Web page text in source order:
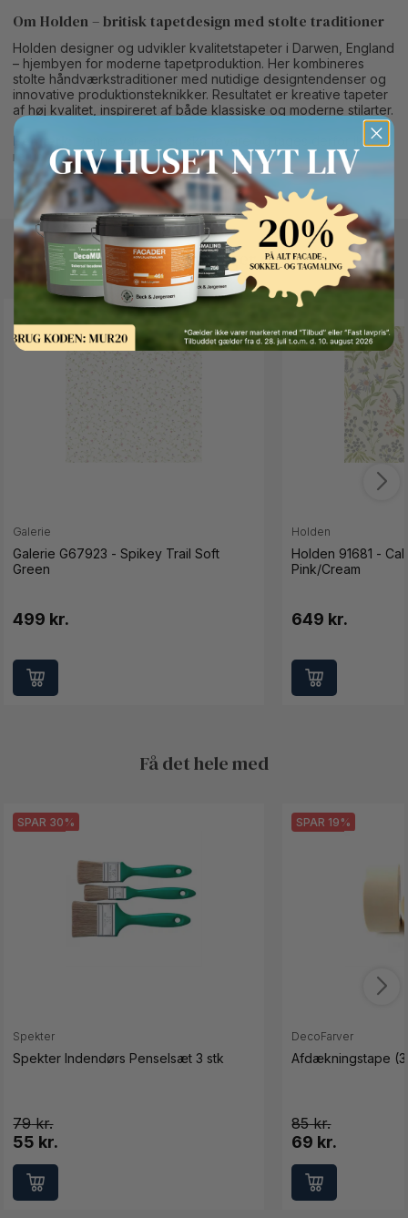
Om Holden – britisk tapetdesign med stolte traditioner
Holden designer og udvikler kvalitetstapeter i Darwen, England
– hjembyen for moderne tapetproduktion. Her kombineres
stolte håndværkstraditioner med nutidige designtendenser og
innovative produktionsteknikker. Resultatet er kreative tapeter
af høj kvalitet, inspireret af både klassiske og moderne stilarter.
Bemærk:
Denne vare er en skaffevare og tages derfor ikke
Andre kunder kigger også på
Galerie
Galerie G67923 - Spikey Trail Soft
Green
499 kr.
Holden
Holden 91681 -
Pink/Cream
649 kr.
Få det hele med
SPAR 30%
Spekter
Spekter Indendørs Penselsæt 3 stk
79
55 kr.
SPAR 19%
DecoFarver
Afdækningstape
85
69 kr.
Button Text